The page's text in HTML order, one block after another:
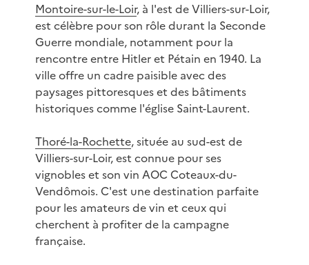
Montoire-sur-le-Loir, à l'est de Villiers-sur-Loir,
est célèbre pour son rôle durant la Seconde
Guerre mondiale, notamment pour la
rencontre entre Hitler et Pétain en 1940. La
ville offre un cadre paisible avec des
paysages pittoresques et des bâtiments
historiques comme l'église Saint-Laurent.
Thoré-la-Rochette, située au sud-est de
Villiers-sur-Loir, est connue pour ses
vignobles et son vin AOC Coteaux-du-
Vendômois. C'est une destination parfaite
pour les amateurs de vin et ceux qui
cherchent à profiter de la campagne
française.